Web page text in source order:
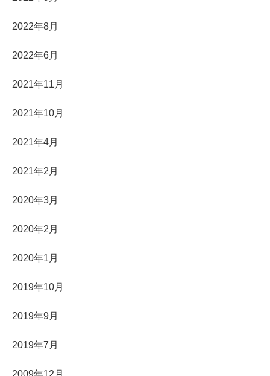
2022年8月
2022年6月
2021年11月
2021年10月
2021年4月
2021年2月
2020年3月
2020年2月
2020年1月
2019年10月
2019年9月
2019年7月
2009年12月